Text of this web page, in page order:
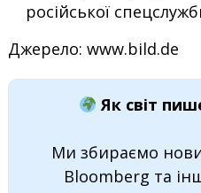
російської
Джерело: www.bild.de
Як світ
Ми збираємо
Bloomberg та